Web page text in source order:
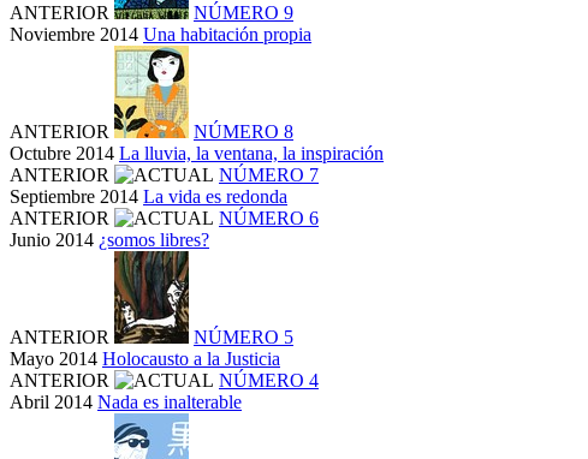
ANTERIOR
NÚMERO 9
Noviembre 2014 Una habitación propia
ANTERIOR
NÚMERO 8
Octubre 2014 La lluvia, la ventana, la inspiración
ANTERIOR
NÚMERO 7
Septiembre 2014 La vida es redonda
ANTERIOR
NÚMERO 6
Junio 2014 ¿somos libres?
ANTERIOR
NÚMERO 5
Mayo 2014 Holocausto a la Justicia
ANTERIOR
NÚMERO 4
Abril 2014 Nada es inalterable